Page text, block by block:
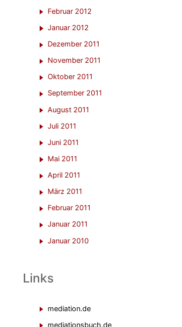
Februar 2012
Januar 2012
Dezember 2011
November 2011
Oktober 2011
September 2011
August 2011
Juli 2011
Juni 2011
Mai 2011
April 2011
März 2011
Februar 2011
Januar 2011
Januar 2010
Links
mediation.de
mediationsbuch.de